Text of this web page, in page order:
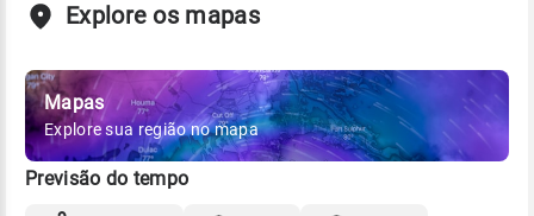
Explore os mapas
Mapas
Explore sua região no mapa
Previsão do tempo